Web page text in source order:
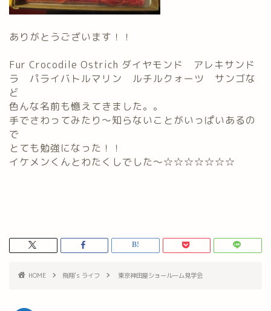
ありがとうございます！！
Fur Crocodile Ostrich ダイヤモンド アレキサンド
ラ パライバトルマリン ルチルクォーツ サンゴな
ど
色んな名前も憶えてきました。。
手でさわってみたり～知らないことがいっぱいあるの
で
とても勉強になった！！
イケメンくんとわたくしでした～☆☆☆☆☆☆☆
HOME 飛翔's ライフ 東京神田屋ショールーム見学会